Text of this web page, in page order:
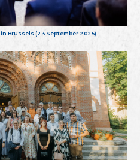
Brussels (23 September 2025)